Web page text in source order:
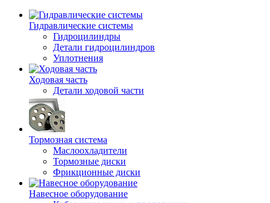
Гидравлические системы
Гидроцилиндры
Детали гидроцилиндров
Уплотнения
Ходовая часть
Детали ходовой части
Тормозная система
Маслоохладители
Тормозные диски
Фрикционные диски
Навесное оборудование